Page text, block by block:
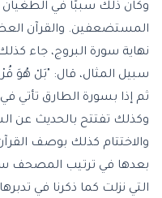
وكان ذلك سببًا في الطغيان
المستضعفين. والقرآن
نهاية سورة البروج، جاء
سبيل المثال، قال: "بَلْ
ثم إذا بسورة الطارق تأتي
وكذلك تفتتح بالحديث عن
والاختتام كذلك بوصف
بعدها في ترتيب المصحف
التي نزلت كما ذكرنا في